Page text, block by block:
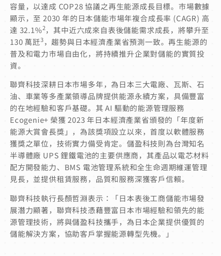
容量，以達成 COP28 協議之再生能源成長目標。市場數據
顯示，至 2030 年的日本儲能市場年複合成長率 (CAGR) 高
達 32.1%2，其中近六成來自表後儲能需求成長，將攀升至
130 萬瓩3，趨勢與日本經濟產業省預測一致。再生能源的
普及和電力市場自由化，將持續推升企業對儲能的實質投
資。
聯齊科技深耕日本市場多年，為日本三大電廠、瓦斯、石
油、車業等多產業領導品牌提供能源永續方案，具備豐富
的在地經驗和客戶基礎。其 AI 驅動的能源管理服務
Ecogenie+ 榮獲 2023 年日本經濟產業省頒發的「年度新
能源大賞會長獎」，為該獎項設立以來，首度以軟體服務
獲獎之單位，技術實力備受肯定。儲盈科技則為台灣知名
半導體廠 UPS 鋰鐵電池的主要供應商，其產品以電芯材料
配方開發能力、BMS 電池管理系統和全生命週期維運管理
見長，並提供租賃服務，品質和服務深獲客戶信賴。
聯齊科技執行長顏哲淵表示：「日本表後工商儲能市場發
展潛力顯著，聯齊科技憑藉豐富日本市場經驗和領先的能
源管理技術，將與儲盈科技攜手，為日本企業提供優質的
儲能解決方案，協助客戶掌握能源轉型先機。」